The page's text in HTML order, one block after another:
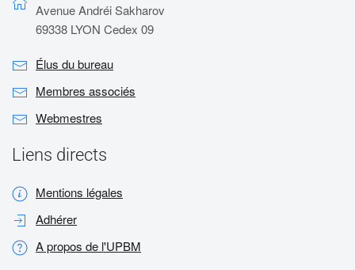
Avenue Andréi Sakharov
69338 LYON Cedex 09
Élus du bureau
Membres associés
Webmestres
Liens directs
Mentions légales
Adhérer
A propos de l'UPBM